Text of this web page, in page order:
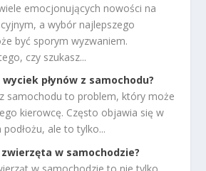
emocjonujących nowości na
a wybór najlepszego
być sporym wyzwaniem.
czy szukasz...
płynów z samochodu?
samochodu to problem, który może
kierowcę. Często objawia się w
ale to tylko...
w samochodzie?